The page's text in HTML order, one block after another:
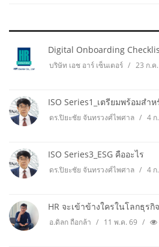
Digital Onboarding
บริษัท เอช อาร์ เซ็นเตอร์ 23 ก.ค
ISO Series1_เตรียมพร้อมสำ
ดร.ปิยะชัย จันทรวงศ์ไพศาล 4 ก
ISO Series3_ESG คืออะไร
ดร.ปิยะชัย จันทรวงศ์ไพศาล 4 ก
HR จะเข้าข้างใครในโลกธุรกิ
อ.ดิลก ถือกล้า 11 พ.ค. 69